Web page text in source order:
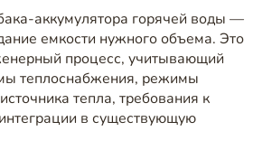
аккумулятора горячей воды —
емкости нужного объема. Это
процесс, учитывающий
теплоснабжения, режимы
тепла, требования к
в существующую